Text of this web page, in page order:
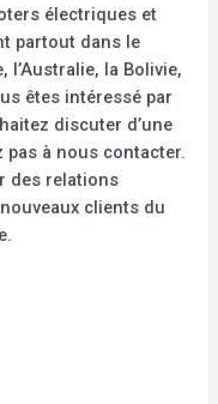
électriques et
partout dans le
l’Australie, la Bolivie,
êtes intéressé par
discuter d’une
pas à nous contacter.
des relations
clients du